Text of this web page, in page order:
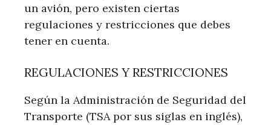
un avión, pero existen ciertas
regulaciones y restricciones que debes
tener en cuenta.
REGULACIONES Y RESTRICCIONES
Según la Administración de Seguridad del
Transporte (TSA por sus siglas en inglés),